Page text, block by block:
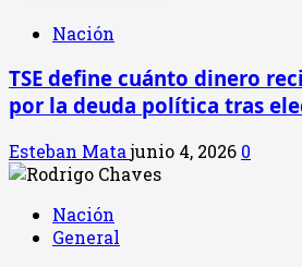
Nación
TSE define cuánto dinero
por la deuda política tras
Esteban Matajunio 4, 2026 0
Nación
General